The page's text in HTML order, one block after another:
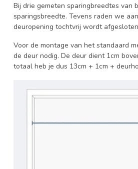
Bij drie gemeten sparingbreedtes van
sparingsbreedte. Tevens raden we
deuropening tochtvrij wordt
Voor de montage van het standaard
de deur nodig. De deur dient 1cm
totaal heb je dus 13cm + 1cm +